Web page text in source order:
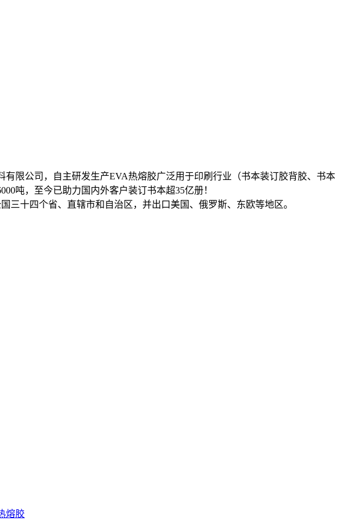
限公司，自主研发生产EVA热熔胶广泛用于印刷行业（书本装订胶背胶、书本
吨，至今已助力国内外客户装订书本超35亿册！
十四个省、直辖市和自治区，并出口美国、俄罗斯、东欧等地区。
熔胶